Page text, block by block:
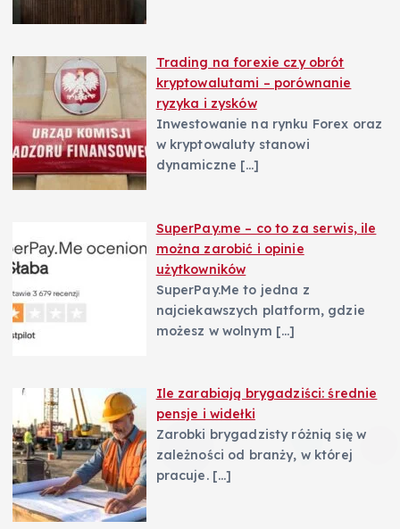
Trading na forexie czy obrót
kryptowalutami – porównanie
ryzyka i zysków
Inwestowanie na rynku Forex oraz
w kryptowaluty stanowi
dynamiczne […]
SuperPay.me – co to za serwis, ile
można zarobić i opinie
użytkowników
SuperPay.Me to jedna z
najciekawszych platform, gdzie
możesz w wolnym […]
Ile zarabiają brygadziści: średnie
pensje i widełki
Zarobki brygadzisty różnią się w
zależności od branży, w której
pracuje. […]